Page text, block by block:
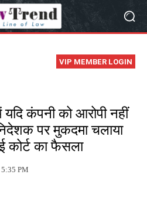
VIP MEMBER LOGIN
कंपनी को आरोपी नहीं
पर मुकदमा चलाया
कोर्ट का फैसला
PM